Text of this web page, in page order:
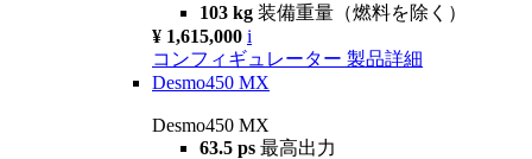
103 kg 装備重量（燃料を除く）
¥ 1,615,000 i
コンフィギュレーター 製品詳細
Desmo450 MX
Desmo450 MX
63.5 ps 最高出力